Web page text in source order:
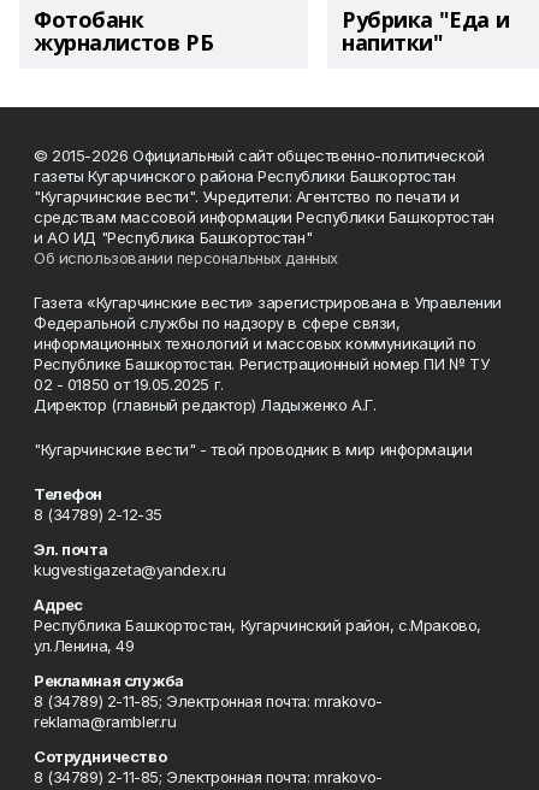
Фотобанк
журналистов РБ
Рубрика "Еда и
напитки"
© 2015-2026 Официальный сайт общественно-политической
газеты Кугарчинского района Республики Башкортостан
"Кугарчинские вести". Учредители: Агентство по печати и
средствам массовой информации Республики Башкортостан
и АО ИД "Республика Башкортостан"
Об использовании персональных данных
Газета «Кугарчинские вести» зарегистрирована в Управлении
Федеральной службы по надзору в сфере связи,
информационных технологий и массовых коммуникаций по
Республике Башкортостан. Регистрационный номер ПИ № ТУ
02 - 01850 от 19.05.2025 г.
Директор (главный редактор) Ладыженко А.Г.
"Кугарчинские вести" - твой проводник в мир информации
Телефон
8 (34789) 2-12-35
Эл. почта
kugvestigazeta@yandex.ru
Адрес
Республика Башкортостан, Кугарчинский район, с.Мраково,
ул.Ленина, 49
Рекламная служба
8 (34789) 2-11-85; Электронная почта: mrakovo-
reklama@rambler.ru
Сотрудничество
8 (34789) 2-11-85; Электронная почта: mrakovo-